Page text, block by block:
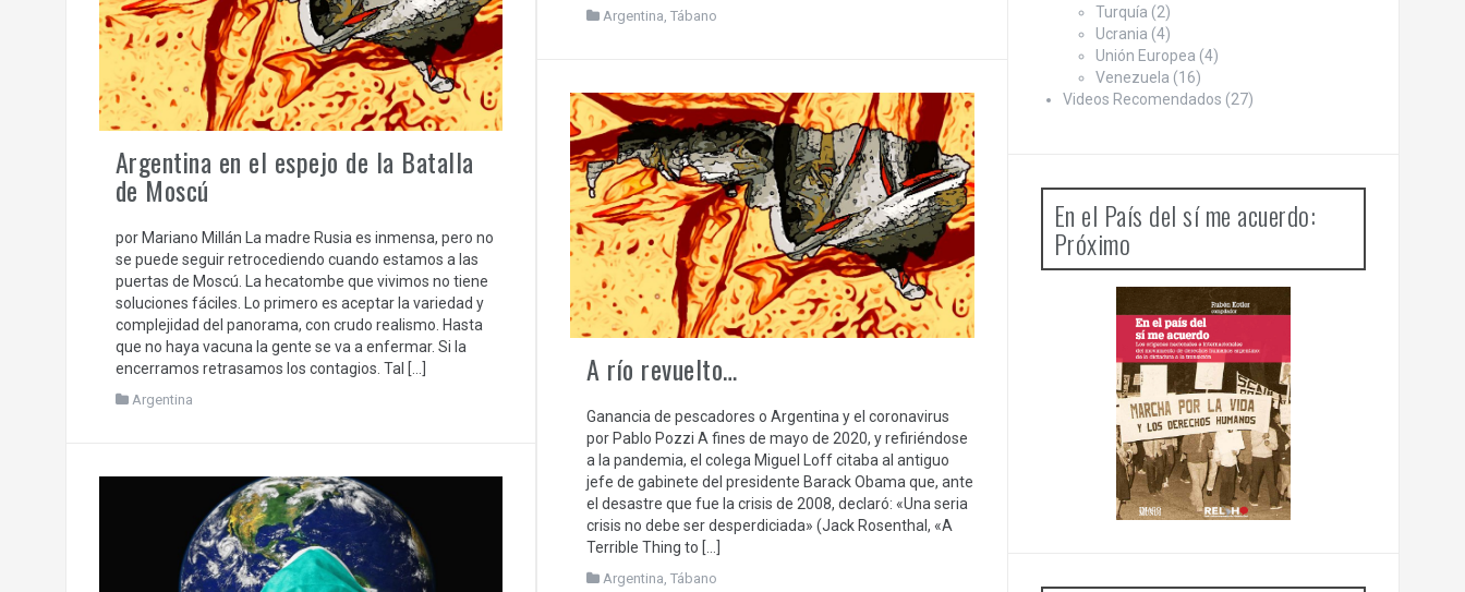
Argentina, Tábano
Argentina en el espejo de la Batalla
de Moscú
por Mariano Millán La madre Rusia es inmensa, pero no
se puede seguir retrocediendo cuando estamos a las
puertas de Moscú. La hecatombe que vivimos no tiene
soluciones fáciles. Lo primero es aceptar la variedad y
complejidad del panorama, con crudo realismo. Hasta
que no haya vacuna la gente se va a enfermar. Si la
encerramos retrasamos los contagios. Tal […]
Argentina
A río revuelto…
Ganancia de pescadores o Argentina y el coronavirus
por Pablo Pozzi A fines de mayo de 2020, y refiriéndose
a la pandemia, el colega Miguel Loff citaba al antiguo
jefe de gabinete del presidente Barack Obama que, ante
el desastre que fue la crisis de 2008, declaró: «Una seria
crisis no debe ser desperdiciada» (Jack Rosenthal, «A
Terrible Thing to […]
Argentina Tábano
Turquía (2)
Ucrania (4)
Unión Europea (4)
Venezuela (16)
Videos Recomendados (27)
En el País del sí me acuerdo:
Próximo